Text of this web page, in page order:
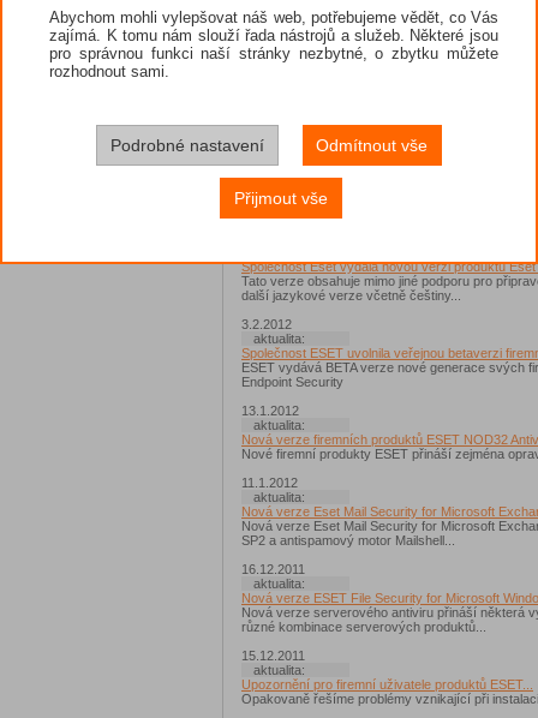
Eset vydává novou generaci bezpečnostních
ESET vydává novou generaci Business Endpoint
funkcí Web Control
Produkty ESET ve verzi 5.2.9.12 opravují chyby a
5.4.2012
aktualita:
ESET Endpoint řešení pro firemní zákazníky
Společnost ESET oznámila vydání Release
zákazníky s názvem Eset Endpoint.
Společnost Eset vydala novou verzi produktu
Tato verze obsahuje mimo jiné podporu pro
další jazykové verze včetně češtiny...
3.2.2012
aktualita:
Společnost ESET uvolnila veřejnou betaverzi
ESET vydává BETA verze nové generace svých
Endpoint Security
13.1.2012
aktualita:
Nová verze firemních produktů ESET NOD32
Nové firemní produkty ESET přináší zejména
11.1.2012
aktualita:
Nová verze Eset Mail Security for Microsoft
Nová verze Eset Mail Security for Microsoft
SP2 a antispamový motor Mailshell...
16.12.2011
aktualita:
Nová verze ESET File Security for Microsoft
Nová verze serverového antiviru přináší některá
různé kombinace serverových produktů...
15.12.2011
aktualita:
Upozornění pro firemní uživatele produktů ESET...
Opakovaně řešíme problémy vznikající při
Abychom mohli vylepšovat náš web, potřebujeme vědět, co Vás
zajímá. K tomu nám slouží řada nástrojů a služeb. Některé jsou
pro správnou funkci naší stránky nezbytné, o zbytku můžete
rozhodnout sami.
Podrobné nastavení Odmítnout vše
Přijmout vše